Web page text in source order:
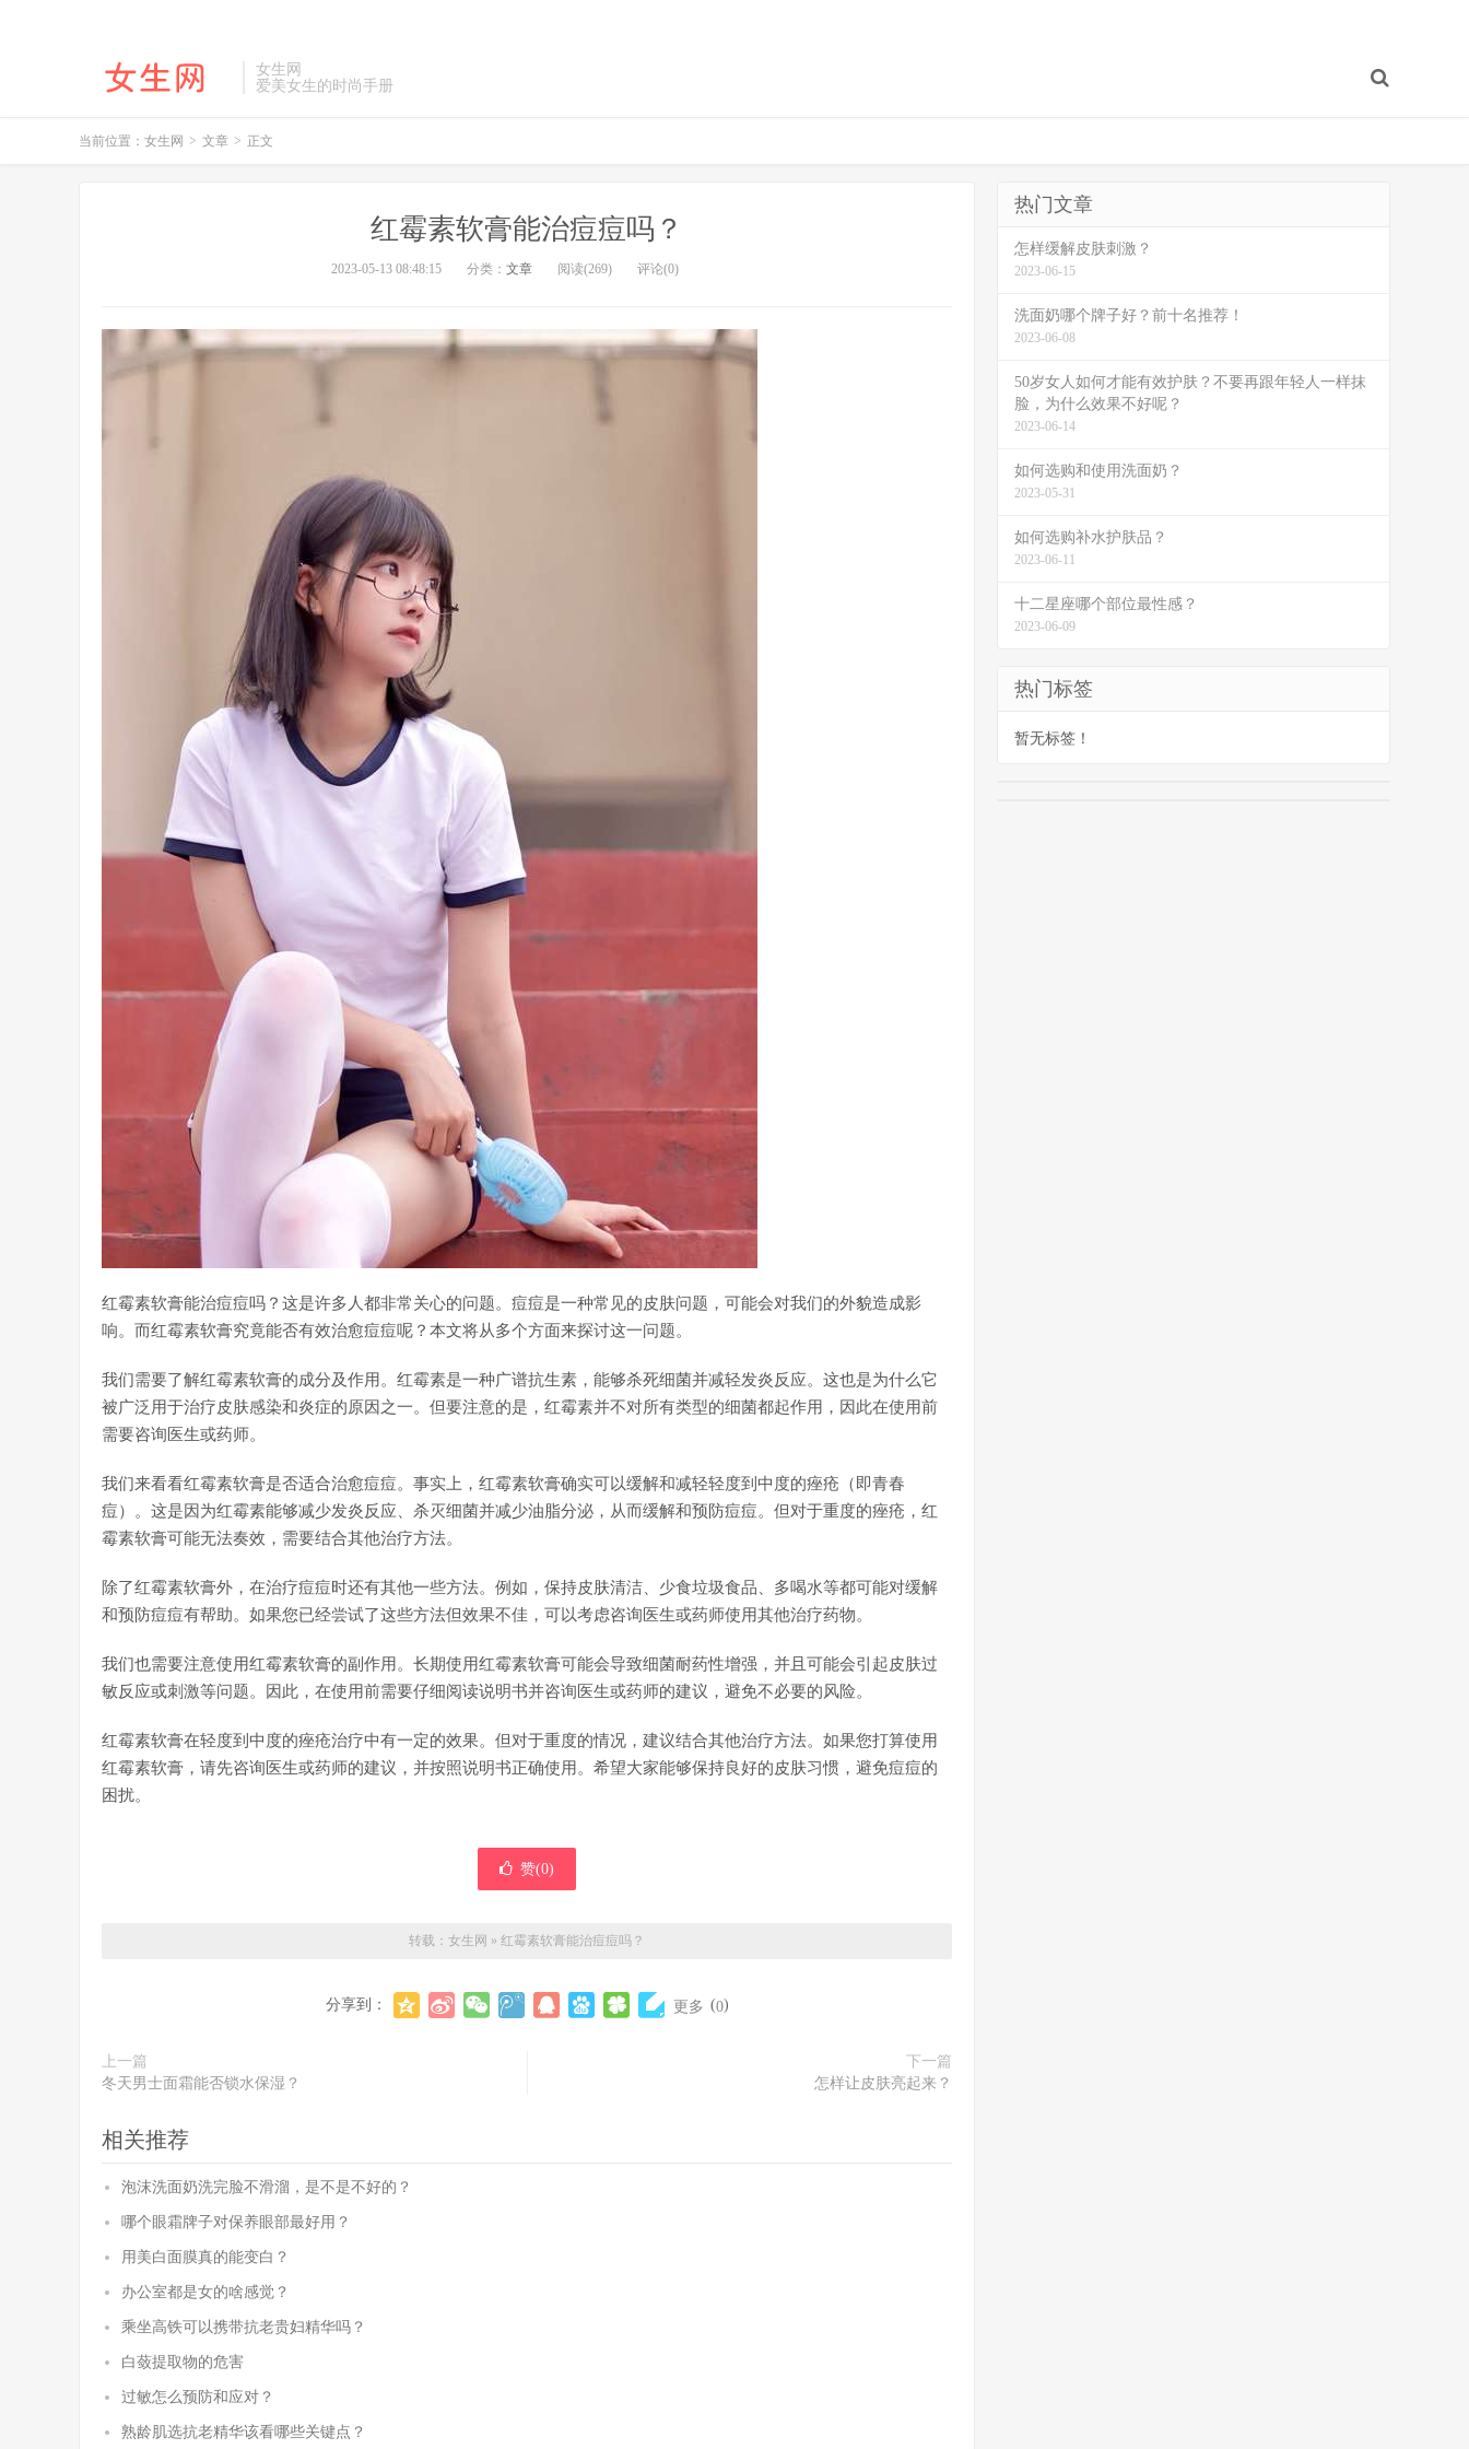
女生网
爱美女生的时尚手册
当前位置： 女生网 > 文章 > 正文
红霉素软膏能治痘痘吗？
2023-05-13 08:48:15 分类： 文章 阅读(269) 评论(0)
红霉素软膏能治痘痘吗？这是许多人都非常关心的问题。痘痘是一种常见的皮肤问题，可能会对我们的外貌造成影
响。而红霉素软膏究竟能否有效治愈痘痘呢？本文将从多个方面来探讨这一问题。
我们需要了解红霉素软膏的成分及作用。红霉素是一种广谱抗生素，能够杀死细菌并减轻发炎反应。这也是为什么它
被广泛用于治疗皮肤感染和炎症的原因之一。但要注意的是，红霉素并不对所有类型的细菌都起作用，因此在使用前
需要咨询医生或药师。
我们来看看红霉素软膏是否适合治愈痘痘。事实上，红霉素软膏确实可以缓解和减轻轻度到中度的痤疮（即青春
痘）。这是因为红霉素能够减少发炎反应、杀灭细菌并减少油脂分泌，从而缓解和预防痘痘。但对于重度的痤疮，红
霉素软膏可能无法奏效，需要结合其他治疗方法。
除了红霉素软膏外，在治疗痘痘时还有其他一些方法。例如，保持皮肤清洁、少食垃圾食品、多喝水等都可能对缓解
和预防痘痘有帮助。如果您已经尝试了这些方法但效果不佳，可以考虑咨询医生或药师使用其他治疗药物。
我们也需要注意使用红霉素软膏的副作用。长期使用红霉素软膏可能会导致细菌耐药性增强，并且可能会引起皮肤过
敏反应或刺激等问题。因此，在使用前需要仔细阅读说明书并咨询医生或药师的建议，避免不必要的风险。
红霉素软膏在轻度到中度的痤疮治疗中有一定的效果。但对于重度的情况，建议结合其他治疗方法。如果您打算使用
红霉素软膏，请先咨询医生或药师的建议，并按照说明书正确使用。希望大家能够保持良好的皮肤习惯，避免痘痘的
困扰。
赞(0)
转载： 女生网 » 红霉素软膏能治痘痘吗？
分享到： 更多 (0)
上一篇
冬天男士面霜能否锁水保湿？
下一篇
怎样让皮肤亮起来？
相关推荐
泡沫洗面奶洗完脸不滑溜，是不是不好的？
哪个眼霜牌子对保养眼部最好用？
用美白面膜真的能变白？
办公室都是女的啥感觉？
乘坐高铁可以携带抗老贵妇精华吗？
白蔹提取物的危害
过敏怎么预防和应对？
熟龄肌选抗老精华该看哪些关键点？
热门文章
怎样缓解皮肤刺激？
2023-06-15
洗面奶哪个牌子好？前十名推荐！
2023-06-08
50岁女人如何才能有效护肤？不要再跟年轻人一样抹
脸，为什么效果不好呢？
2023-06-14
如何选购和使用洗面奶？
2023-05-31
如何选购补水护肤品？
2023-06-11
十二星座哪个部位最性感？
2023-06-09
热门标签
暂无标签！